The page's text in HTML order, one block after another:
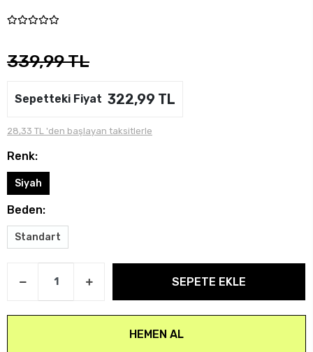
339,99 TL
Sepetteki Fiyat 322,99 TL
28,33 TL 'den başlayan taksitlerle
Renk:
Siyah
Beden:
Standart
SEPETE EKLE
HEMEN AL